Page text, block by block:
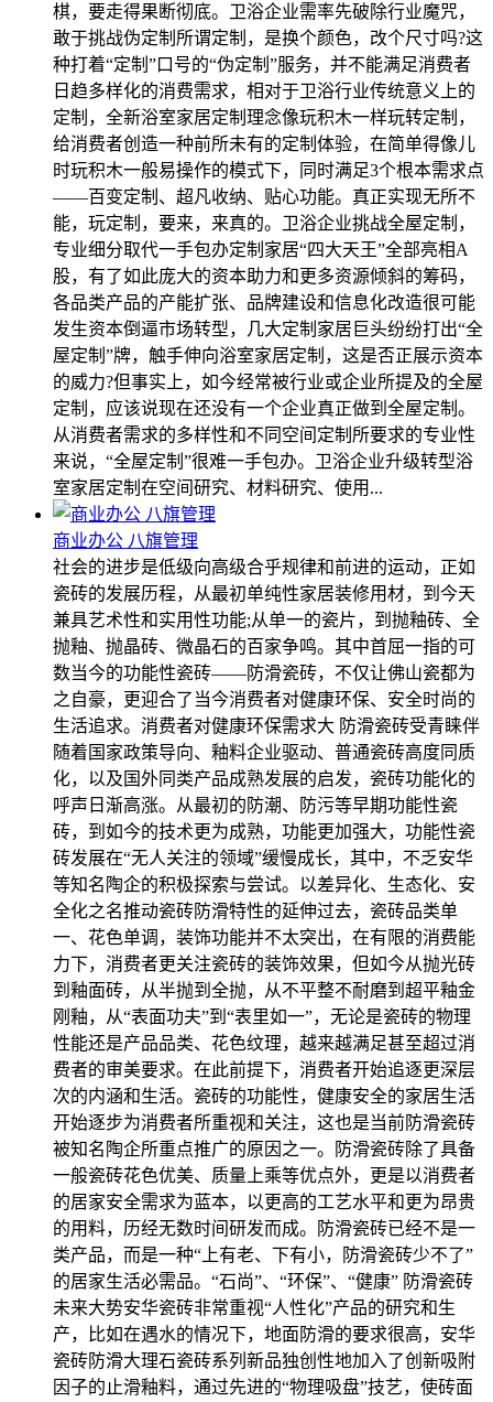
棋，要走得果断彻底。卫浴企业需率先破除行业魔咒，
敢于挑战伪定制所谓定制，是换个颜色，改个尺寸吗?这
种打着“定制”口号的“伪定制”服务，并不能满足消费者
日趋多样化的消费需求，相对于卫浴行业传统意义上的
定制，全新浴室家居定制理念像玩积木一样玩转定制，
给消费者创造一种前所未有的定制体验，在简单得像儿
时玩积木一般易操作的模式下，同时满足3个根本需求点
――百变定制、超凡收纳、贴心功能。真正实现无所不
能，玩定制，要来，来真的。卫浴企业挑战全屋定制，
专业细分取代一手包办定制家居“四大天王”全部亮相A
股，有了如此庞大的资本助力和更多资源倾斜的筹码，
各品类产品的产能扩张、品牌建设和信息化改造很可能
发生资本倒逼市场转型，几大定制家居巨头纷纷打出“全
屋定制”牌，触手伸向浴室家居定制，这是否正展示资本
的威力?但事实上，如今经常被行业或企业所提及的全屋
定制，应该说现在还没有一个企业真正做到全屋定制。
从消费者需求的多样性和不同空间定制所要求的专业性
来说，“全屋定制”很难一手包办。卫浴企业升级转型浴
室家居定制在空间研究、材料研究、使用...
商业办公 八旗管理
社会的进步是低级向高级合乎规律和前进的运动，正如
瓷砖的发展历程，从最初单纯性家居装修用材，到今天
兼具艺术性和实用性功能;从单一的瓷片，到抛釉砖、全
抛釉、抛晶砖、微晶石的百家争鸣。其中首屈一指的可
数当今的功能性瓷砖——防滑瓷砖，不仅让佛山瓷都为
之自豪，更迎合了当今消费者对健康环保、安全时尚的
生活追求。消费者对健康环保需求大 防滑瓷砖受青睐伴
随着国家政策导向、釉料企业驱动、普通瓷砖高度同质
化，以及国外同类产品成熟发展的启发，瓷砖功能化的
呼声日渐高涨。从最初的防潮、防污等早期功能性瓷
砖，到如今的技术更为成熟，功能更加强大，功能性瓷
砖发展在“无人关注的领域”缓慢成长，其中，不乏安华
等知名陶企的积极探索与尝试。以差异化、生态化、安
全化之名推动瓷砖防滑特性的延伸过去，瓷砖品类单
一、花色单调，装饰功能并不太突出，在有限的消费能
力下，消费者更关注瓷砖的装饰效果，但如今从抛光砖
到釉面砖，从半抛到全抛，从不平整不耐磨到超平釉金
刚釉，从“表面功夫”到“表里如一”，无论是瓷砖的物理
性能还是产品品类、花色纹理，越来越满足甚至超过消
费者的审美要求。在此前提下，消费者开始追逐更深层
次的内涵和生活。瓷砖的功能性，健康安全的家居生活
开始逐步为消费者所重视和关注，这也是当前防滑瓷砖
被知名陶企所重点推广的原因之一。防滑瓷砖除了具备
一般瓷砖花色优美、质量上乘等优点外，更是以消费者
的居家安全需求为蓝本，以更高的工艺水平和更为昂贵
的用料，历经无数时间研发而成。防滑瓷砖已经不是一
类产品，而是一种“上有老、下有小，防滑瓷砖少不了”
的居家生活必需品。“石尚”、“环保”、“健康” 防滑瓷砖
未来大势安华瓷砖非常重视“人性化”产品的研究和生
产，比如在遇水的情况下，地面防滑的要求很高，安华
瓷砖防滑大理石瓷砖系列新品独创性地加入了创新吸附
因子的止滑釉料，通过先进的“物理吸盘”技艺，使砖面